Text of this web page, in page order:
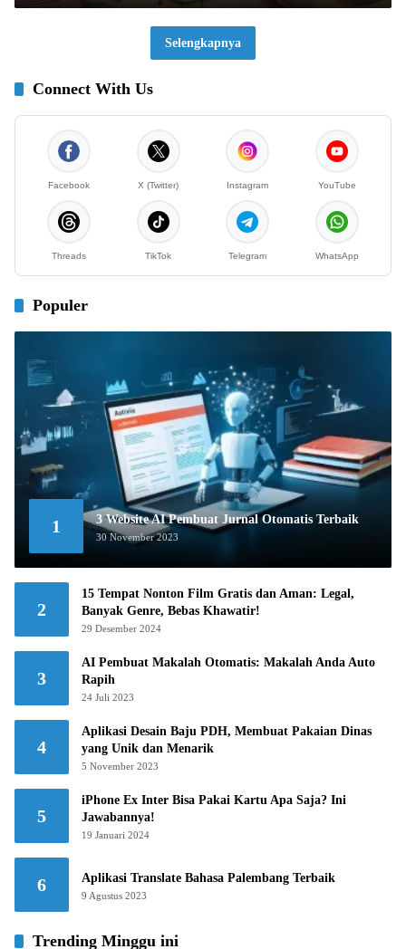
Selengkapnya
Connect With Us
Facebook X (Twitter) Instagram YouTube
Threads TikTok Telegram WhatsApp
Populer
1 3 Website AI Pembuat Jurnal Otomatis Terbaik
30 November 2023
2
15 Tempat Nonton Film Gratis dan Aman: Legal,
Banyak Genre, Bebas Khawatir!
29 Desember 2024
3
AI Pembuat Makalah Otomatis: Makalah Anda Auto
Rapih
24 Juli 2023
4
Aplikasi Desain Baju PDH, Membuat Pakaian Dinas
yang Unik dan Menarik
5 November 2023
5
iPhone Ex Inter Bisa Pakai Kartu Apa Saja? Ini
Jawabannya!
19 Januari 2024
6 Aplikasi Translate Bahasa Palembang Terbaik
9 Agustus 2023
Trending Minggu ini